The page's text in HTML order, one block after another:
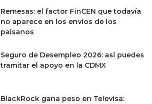
Remesas: el factor FinCEN que todavía
no aparece en los envíos de los
paisanos
Seguro de Desempleo 2026: así puedes
tramitar el apoyo en la CDMX
BlackRock gana peso en Televisa: